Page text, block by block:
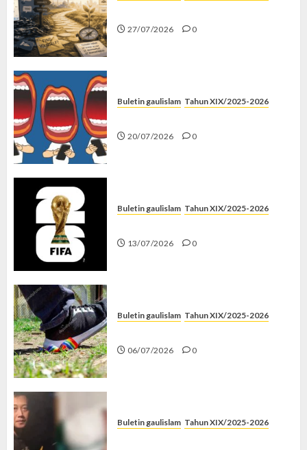
27/07/2026 0
Buletin gaulislam Tahun XIX/2025-2026
20/07/2026 0
Buletin gaulislam Tahun XIX/2025-2026
13/07/2026 0
Buletin gaulislam Tahun XIX/2025-2026
06/07/2026 0
Buletin gaulislam Tahun XIX/2025-2026